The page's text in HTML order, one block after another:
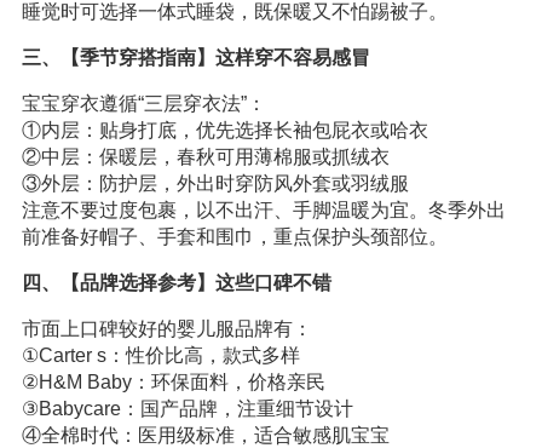
睡觉时可选择一体式睡袋，既保暖又不怕踢被子。
三、【季节穿搭指南】这样穿不容易感冒
宝宝穿衣遵循“三层穿衣法”：
①内层：贴身打底，优先选择长袖包屁衣或哈衣
②中层：保暖层，春秋可用薄棉服或抓绒衣
③外层：防护层，外出时穿防风外套或羽绒服
注意不要过度包裹，以不出汗、手脚温暖为宜。冬季外出
前准备好帽子、手套和围巾，重点保护头颈部位。
四、【品牌选择参考】这些口碑不错
市面上口碑较好的婴儿服品牌有：
①Carter s：性价比高，款式多样
②H&M Baby：环保面料，价格亲民
③Babycare：国产品牌，注重细节设计
④全棉时代：医用级标准，适合敏感肌宝宝